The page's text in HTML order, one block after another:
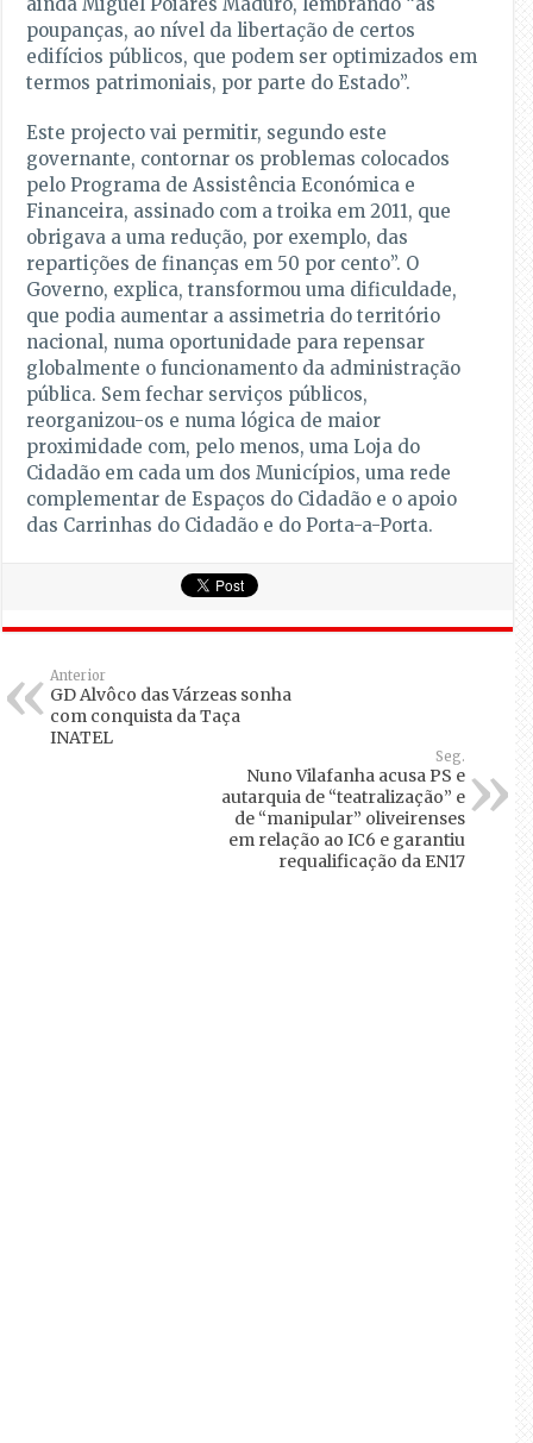
ainda Miguel Poiares Maduro, lembrando “as
poupanças, ao nível da libertação de certos
edifícios públicos, que podem ser optimizados em
termos patrimoniais, por parte do Estado”.
Este projecto vai permitir, segundo este
governante, contornar os problemas colocados
pelo Programa de Assistência Económica e
Financeira, assinado com a troika em 2011, que
obrigava a uma redução, por exemplo, das
repartições de finanças em 50 por cento”. O
Governo, explica, transformou uma dificuldade,
que podia aumentar a assimetria do território
nacional, numa oportunidade para repensar
globalmente o funcionamento da administração
pública. Sem fechar serviços públicos,
reorganizou-os e numa lógica de maior
proximidade com, pelo menos, uma Loja do
Cidadão em cada um dos Municípios, uma rede
complementar de Espaços do Cidadão e o apoio
das Carrinhas do Cidadão e do Porta-a-Porta.
Anterior
GD Alvôco das Várzeas sonha
com conquista da Taça
INATEL
Seg.
Nuno Vilafanha acusa PS e
autarquia de “teatralização” e
de “manipular” oliveirenses
em relação ao IC6 e garantiu
requalificação da EN17